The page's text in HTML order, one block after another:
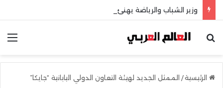
وزير الشباب والرياضة يهنئ منتخب مصر للشطرنج
بحث عن
الرئيسية/ الممثل الجديد لهيئة التعاون الدولي اليابانية “جايكا”